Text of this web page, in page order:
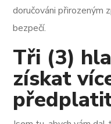
doručováni přirozeným
bezpečí.
Tři (3)
získat